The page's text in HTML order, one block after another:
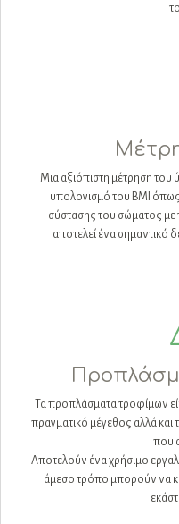
Μια αξιόπιστη μέτρηση του
υπολογισμό του BMI όπως
σύστασης του σώματος
αποτελεί ένα σημαντικό
Τα προπλάσματα τροφίμων
πραγματικό μέγεθος αλλά και
που
Αποτελούν ένα χρήσιμο
άμεσο τρόπο μπορούν να